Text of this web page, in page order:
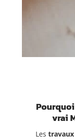
vrai
Les